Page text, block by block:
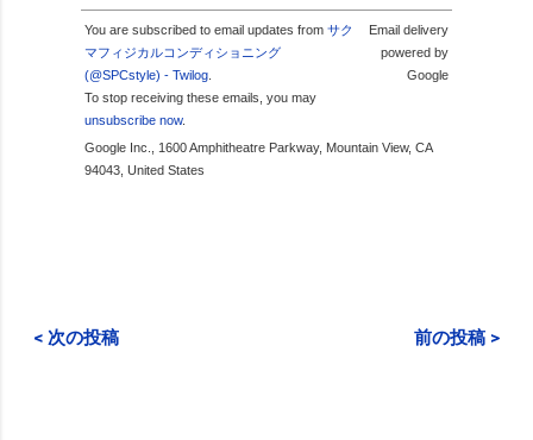
You are subscribed to email updates from サク
マフィジカルコンディショニング
(@SPCstyle) - Twilog
To stop receiving these emails, you may
unsubscribe now.
Email delivery
powered by
Google
Google Inc., 1600 Amphitheatre Parkway, Mountain View, CA
94043, United States
< 次の投稿 前の投稿 >